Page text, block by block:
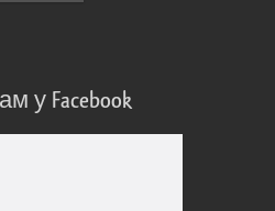
у Facebook